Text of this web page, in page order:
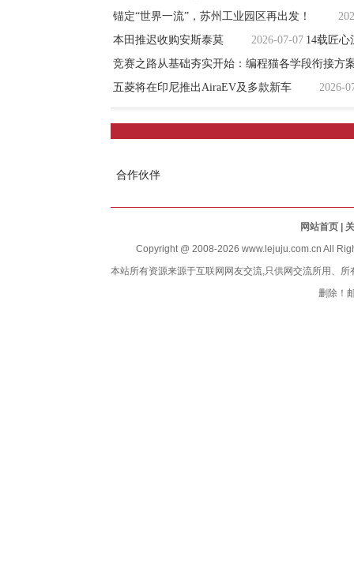
锚定“世界一流”，苏州工业园区再出发！
本田推迟收购安斯泰莫
2026-07-07 14载匠
竞赛之路从基础夯实开始：编程猫各学段衔接方
五菱将在印尼推出AiraEV及多款新车
2026-
合作伙伴
网站首页 |
Copyright @ 2008-2026 www.lejuju.com.cn All
本站所有资源来源于互联网网友交流,只供网交流所用、
删除！